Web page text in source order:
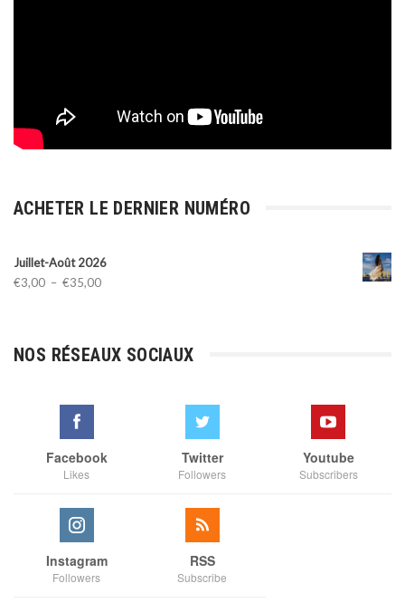
ACHETER LE DERNIER NUMÉRO
Juillet-Août 2026
€3,00 – €35,00Plage
à
NOS RÉSEAUX SOCIAUX
Facebook
Likes
Twitter
Followers
Youtube
Subscribers
Instagram
Followers
RSS
Subscribe